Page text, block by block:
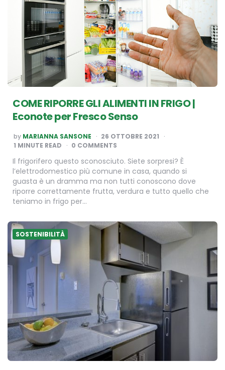
COME RIPORRE GLI ALIMENTI IN FRIGO |
Econote per Fresco Senso
POSTED
BY
by MARIANNA SANSONE
26 OTTOBRE 2021
1 MINUTE READ 0 COMMENTS
Il frigorifero questo sconosciuto. Siete sorpresi? È
l’elettrodomestico più comune in casa, quando si
guasta è un dramma ma non tutti conoscono dove
riporre correttamente frutta, verdura e tutto quello che
teniamo in frigo per…
SOSTENIBILITÀ